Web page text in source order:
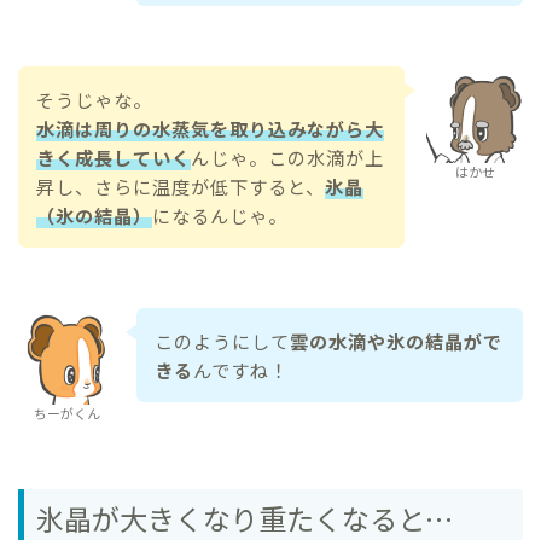
はかせ
そうじゃな。
水滴は周りの水蒸気を取り込みながら大
きく成長していくんじゃ。この水滴が上
昇し、さらに温度が低下すると、 氷晶
（氷の結晶）になるんじゃ。
ちーがくん
このようにして雲の水滴や氷の結晶がで
きるんですね！
氷晶が大きくなり重たくなると…